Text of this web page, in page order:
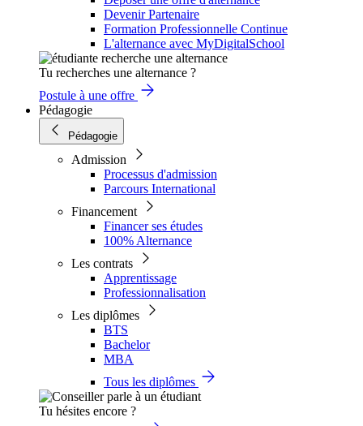
Devenir Partenaire
Formation Professionnelle Continue
L'alternance avec MyDigitalSchool
Tu recherches une alternance ?
Postule à une offre
Pédagogie
Pédagogie
Admission
Processus d'admission
Parcours International
Financement
Financer ses études
100% Alternance
Les contrats
Apprentissage
Professionnalisation
Les diplômes
BTS
Bachelor
MBA
Tous les diplômes
Tu hésites encore ?